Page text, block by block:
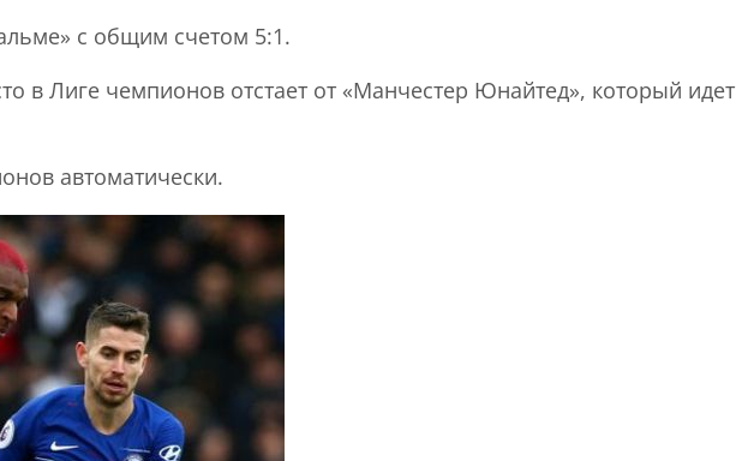
с общим счетом 5:1.
в Лиге чемпионов отстает от «Манчестер Юнайтед», который идет
автоматически.